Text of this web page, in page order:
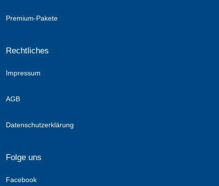
Premium-Pakete
Rechtliches
Impressum
AGB
Datenschutzerklärung
Folge uns
Facebook